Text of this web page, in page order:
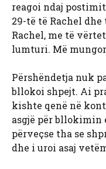
reagoi ndaj
29-të të Rachel
Rachel, me të
lumturi. Më
Përshëndetja nuk
bllokoi shpejt. Ai
kishte qenë në
asgjë për bllokimin
përveçse tha se
dhe i uroi asaj